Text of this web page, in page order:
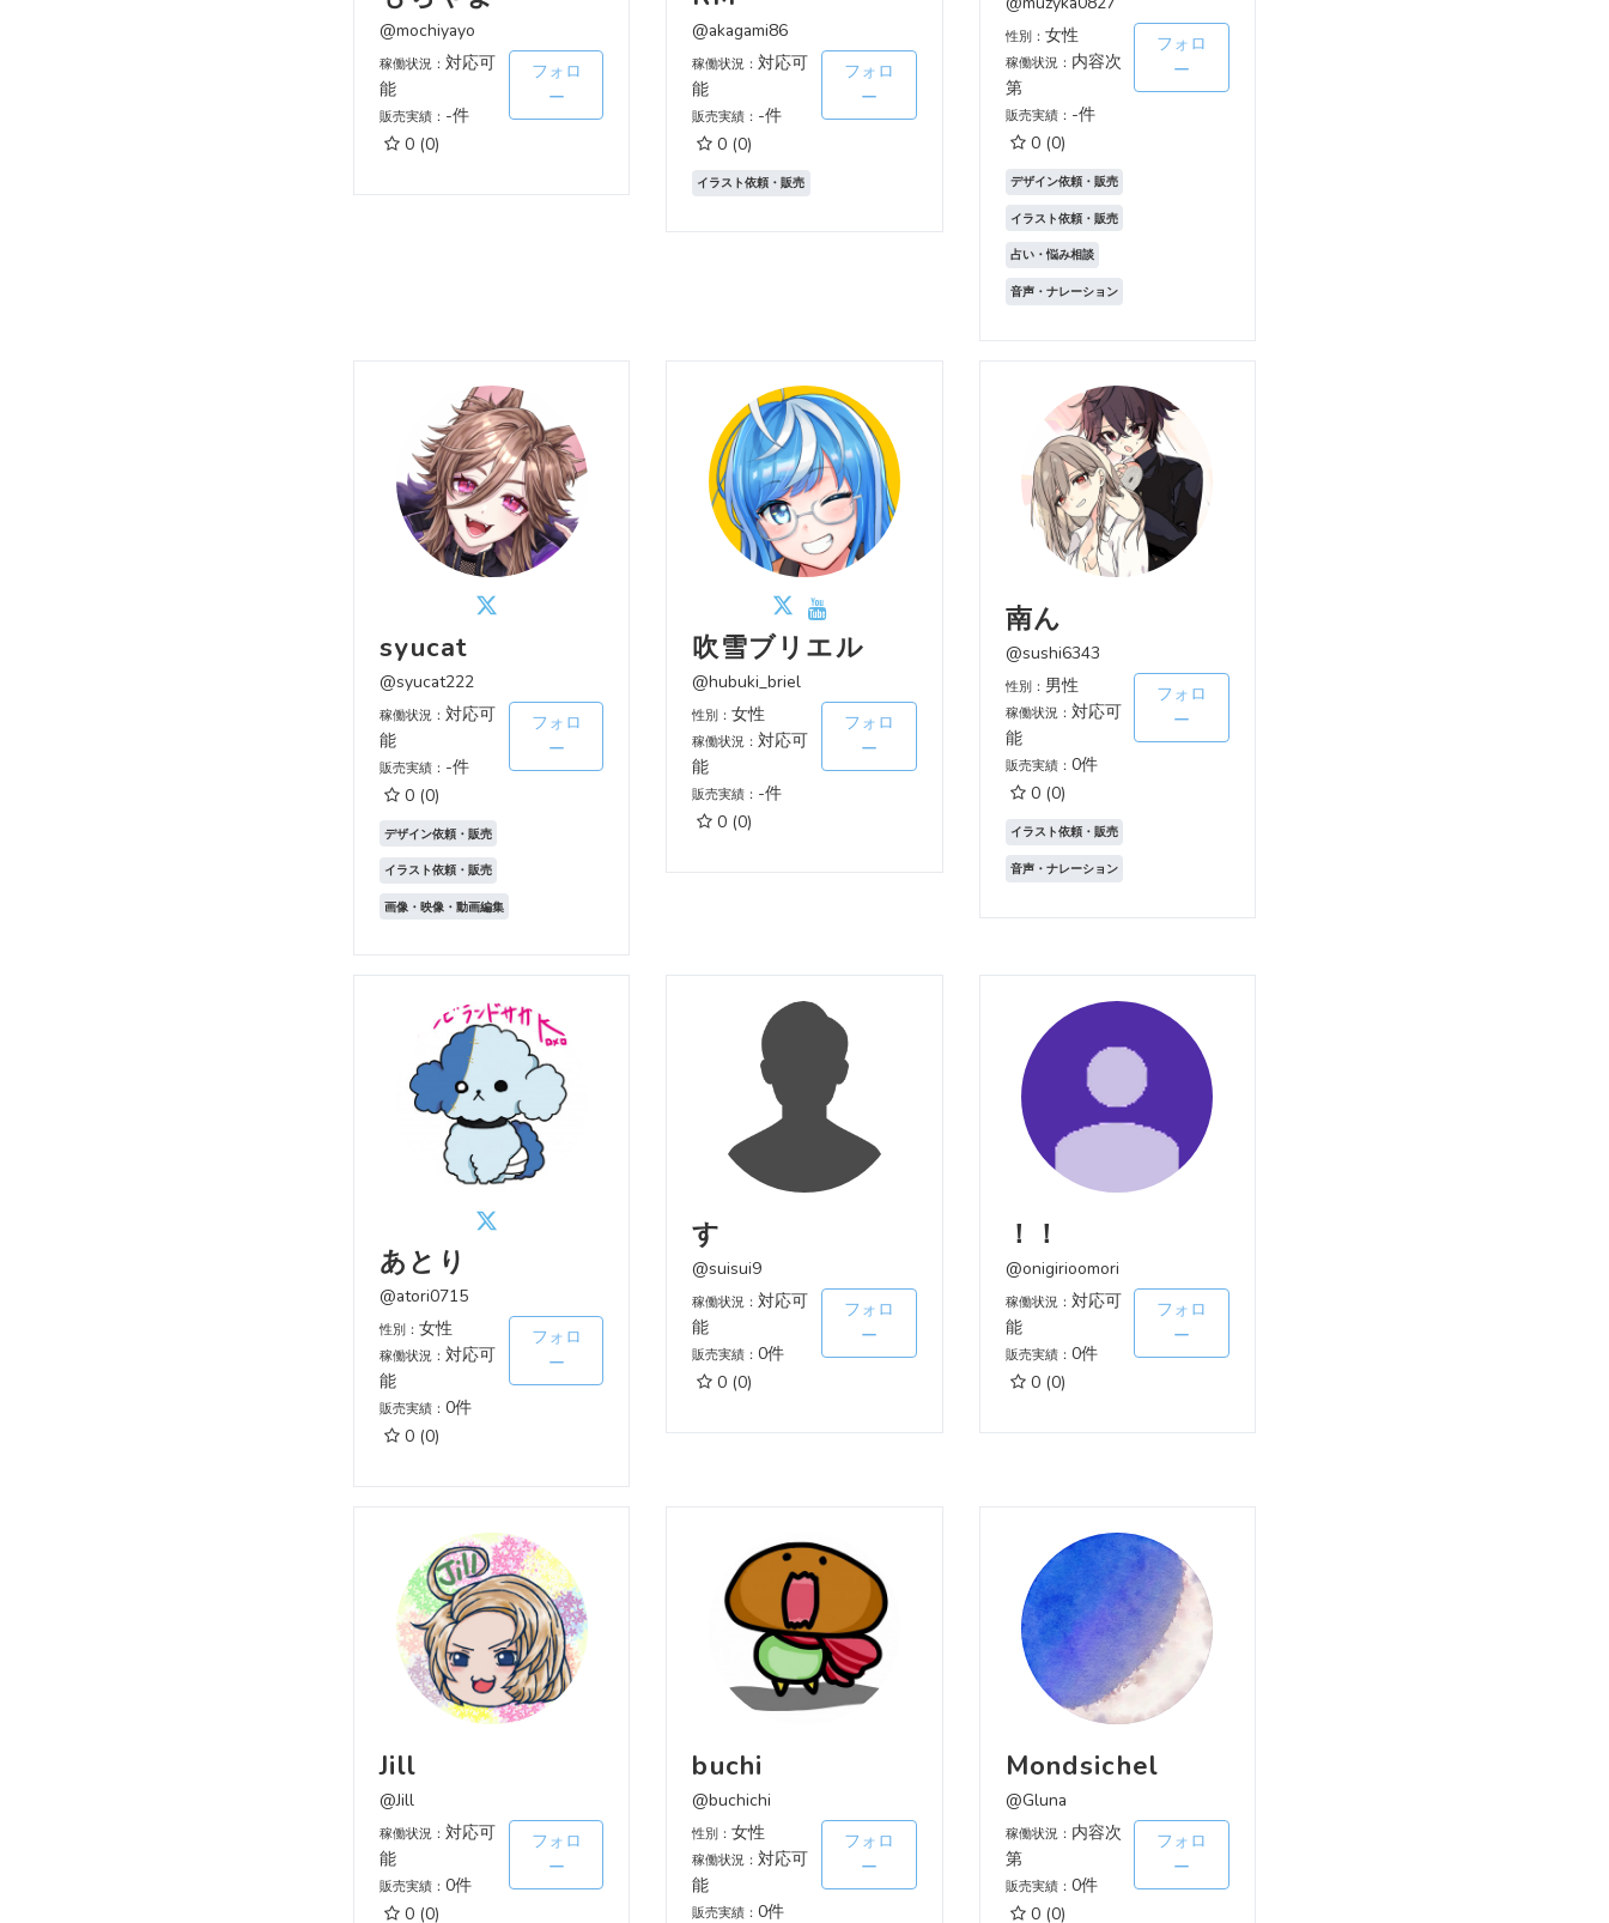
@mochiyayo
稼働状況： 対応可
能
販売実績： -件
0 (0)
フォロ
ー
@akagami86
稼働状況：対応可
能
販売実績： -件
0 (0)
フォロ
ー
イラスト依頼・販売
性別： 女性
稼働状況： 内容次
第
販売実績： -件
0 (0)
フォロ
ー
デザイン依頼・販売
イラスト依頼・販売
占い・悩み相談
音声・ナレーション
syucat
@syucat222
稼働状況： 対応可
能
販売実績： -件
0 (0)
フォロ
ー
デザイン依頼・販売
イラスト依頼・販売
画像・映像・動画編集
吹雪ブリエル
@hubuki_briel
性別：女性
稼働状況：対応可
能
販売実績： -件
0 (0)
フォロ
ー
南ん
@sushi6343
性別： 男性
稼働状況： 対応可
能
販売実績： 0件
0 (0)
フォロ
ー
イラスト依頼・販売
音声・ナレーション
あとり
@atori0715
性別： 女性
稼働状況： 対応可
能
販売実績： 0件
0 (0)
フォロ
ー
す
@suisui9
稼働状況：対応可
能
販売実績：0件
0 (0)
フォロ
ー
！！
@onigirioomori
稼働状況： 対応可
能
販売実績： 0件
0 (0)
フォロ
ー
Jill
@Jill
稼働状況： 対応可
能
販売実績： 0件
0 (0)
フォロ
ー
buchi
@buchichi
性別：女性
稼働状況：対応可
能
販売実績：0件
フォロ
ー
Mondsichel
@Gluna
稼働状況： 内容次
第
販売実績： 0件
0 (0)
フォロ
ー